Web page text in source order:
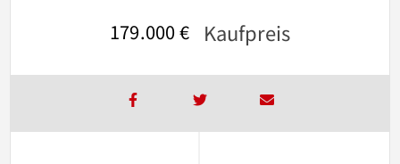
179.000 € Kaufpreis